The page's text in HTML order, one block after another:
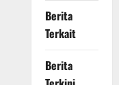
Berita
Terkait
Berita